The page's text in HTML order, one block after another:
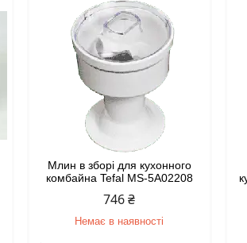
Млин в зборі для кухонного
комбайна Tefal MS-5A02208
746 ₴
Немає в наявності